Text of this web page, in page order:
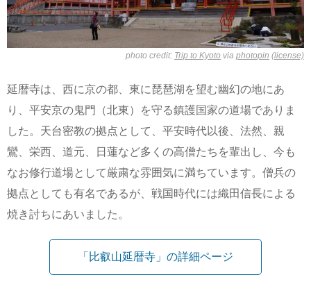
photo credit: Trip to Kyoto via photopin (license)
延暦寺は、西に京の都、東に琵琶湖を望む幽幻の地にあ
り、平安京の鬼門（北東）を守る鎮護国家の道場でありま
した。天台密教の拠点として、平安時代以後、法然、親
鸞、栄西、道元、日蓮など多くの高僧たちを輩出し、今も
なお修行道場として厳粛な雰囲気に満ちています。僧兵の
拠点としても有名であるが、戦国時代には織田信長による
焼き討ちにあいました。
「比叡山延暦寺」の詳細ページ